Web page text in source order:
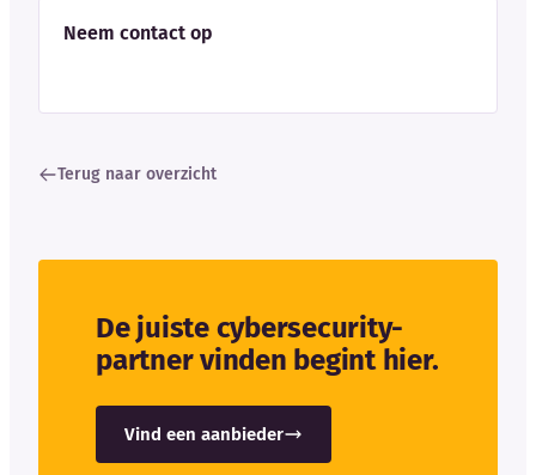
Neem contact op
Terug naar overzicht
De juiste cybersecurity-
partner vinden begint hier.
Vind een aanbieder